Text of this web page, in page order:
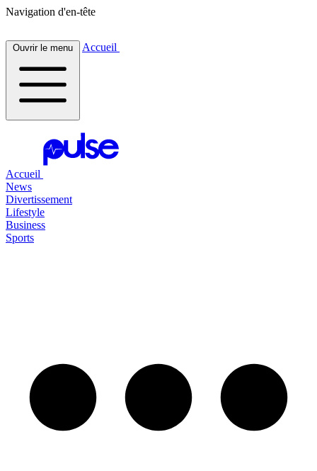
Navigation d'en-tête
Ouvrir le menu Accueil
Accueil
News
Divertissement
Lifestyle
Business
Sports